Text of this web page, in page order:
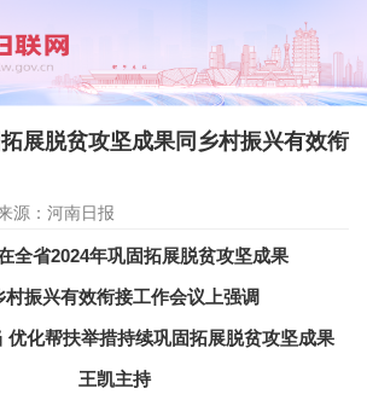
展脱贫攻坚成果同乡村振兴有效衔
源：河南日报
省2024年巩固拓展脱贫攻坚成果
兴有效衔接工作会议上强调
化帮扶举措持续巩固拓展脱贫攻坚成果
王凯主持